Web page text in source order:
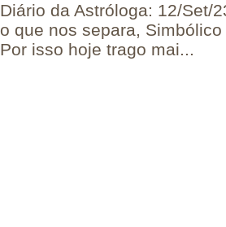
Diário da Astróloga: 12/Set/
o que nos separa,
Por isso hoje trago mai...